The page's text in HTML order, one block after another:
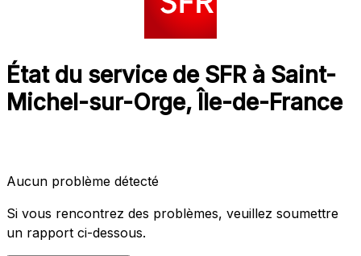
État du service de SFR à Saint-
Michel-sur-Orge, Île-de-France
Aucun problème détecté
Si vous rencontrez des problèmes, veuillez soumettre
un rapport ci-dessous.